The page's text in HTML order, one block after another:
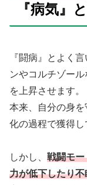
『病気』
『闘病』とよく
ンやコルチゾー
を上昇させます。
本来、自分の身
化の過程で獲得し
しかし、 戦闘モー
力が低下したり